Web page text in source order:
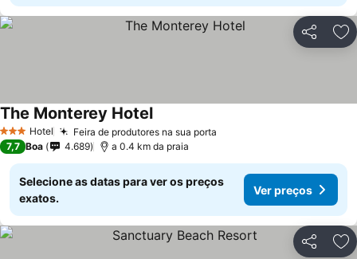
Partilhar
3 EstrelasHotel Feira de produtores na sua porta
The Monterey Hotel
7,7 Boa 4.689 a 0.4 km da praia
Selecione as datas para ver os preços
exatos.
Ver preços
Partilhar